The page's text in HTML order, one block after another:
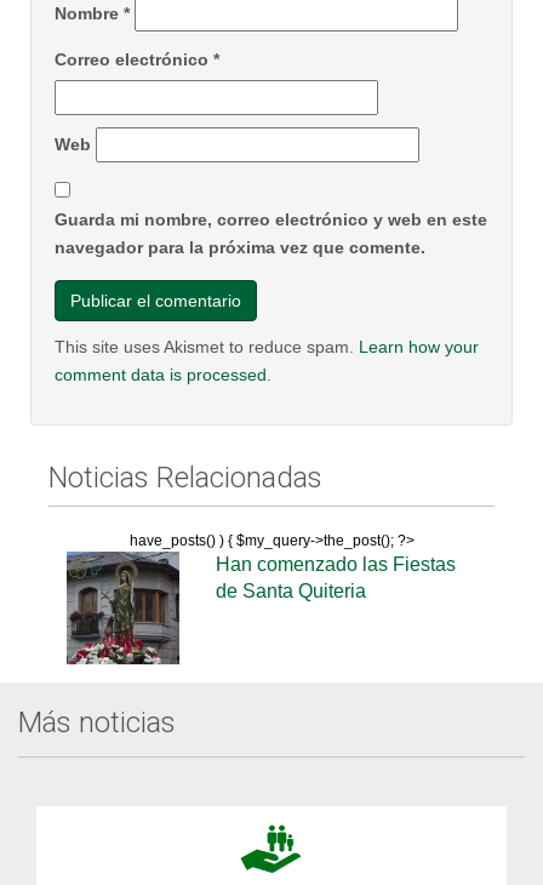
Nombre *
Correo electrónico *
Web
Guarda mi nombre, correo electrónico y web en este
navegador para la próxima vez que comente.
This site uses Akismet to reduce spam. Learn how your
comment data is processed
Noticias Relacionadas
have_posts() ) { $my_query->the_post(); ?>
Han comenzado las Fiestas
de Santa Quiteria
Más noticias